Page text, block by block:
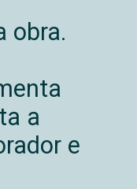
obra.
a
e